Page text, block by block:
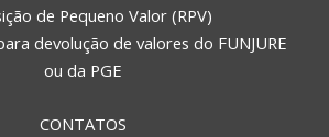
de Pequeno Valor (RPV)
devolução de valores do FUNJURE
ou da PGE
CONTATOS